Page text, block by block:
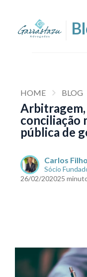
HOME BLOG
Arbitragem,
conciliação
pública de
Carlos Filho
Sócio
26/02/202025